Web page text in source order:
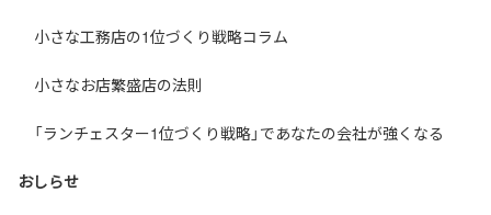
小さな工務店の1位づくり戦略コラム
小さなお店繁盛店の法則
「ランチェスター1位づくり戦略」であなたの会社が強くなる
おしらせ